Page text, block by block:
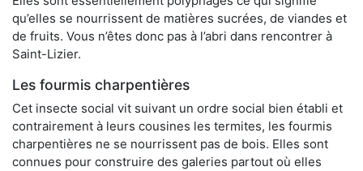
qu’elles se nourrissent de matières sucrées, de viandes et
de fruits. Vous n’êtes donc pas à l’abri dans rencontrer à
Saint-Lizier.
Les fourmis charpentières
Cet insecte social vit suivant un ordre social bien établi et
contrairement à leurs cousines les termites, les fourmis
charpentières ne se nourrissent pas de bois. Elles sont
connues pour construire des galeries partout où elles